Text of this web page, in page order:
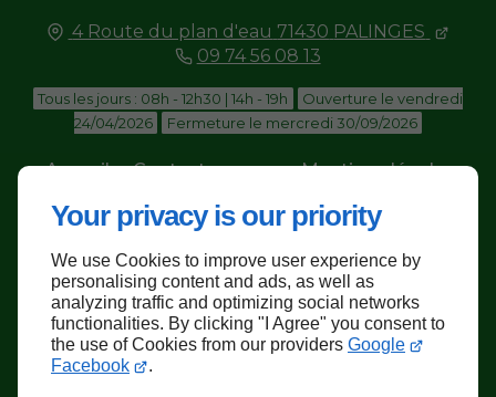
Your privacy is our priority
We use Cookies to improve user experience by
personalising content and ads, as well as
analyzing traffic and optimizing social networks
functionalities. By clicking "I Agree" you consent to
the use of Cookies from our providers Google
Facebook
.
4 Route du plan d'eau 71430 PALINGES
09 74 56 08 13
Tous les jours : 08h - 12h30 | 14h - 19h
Ouverture le vendredi
24/04/2026
Fermeture le mercredi 30/09/2026
Accueil Contactez-nous
Mentions légales
Plan du site
Haut de page